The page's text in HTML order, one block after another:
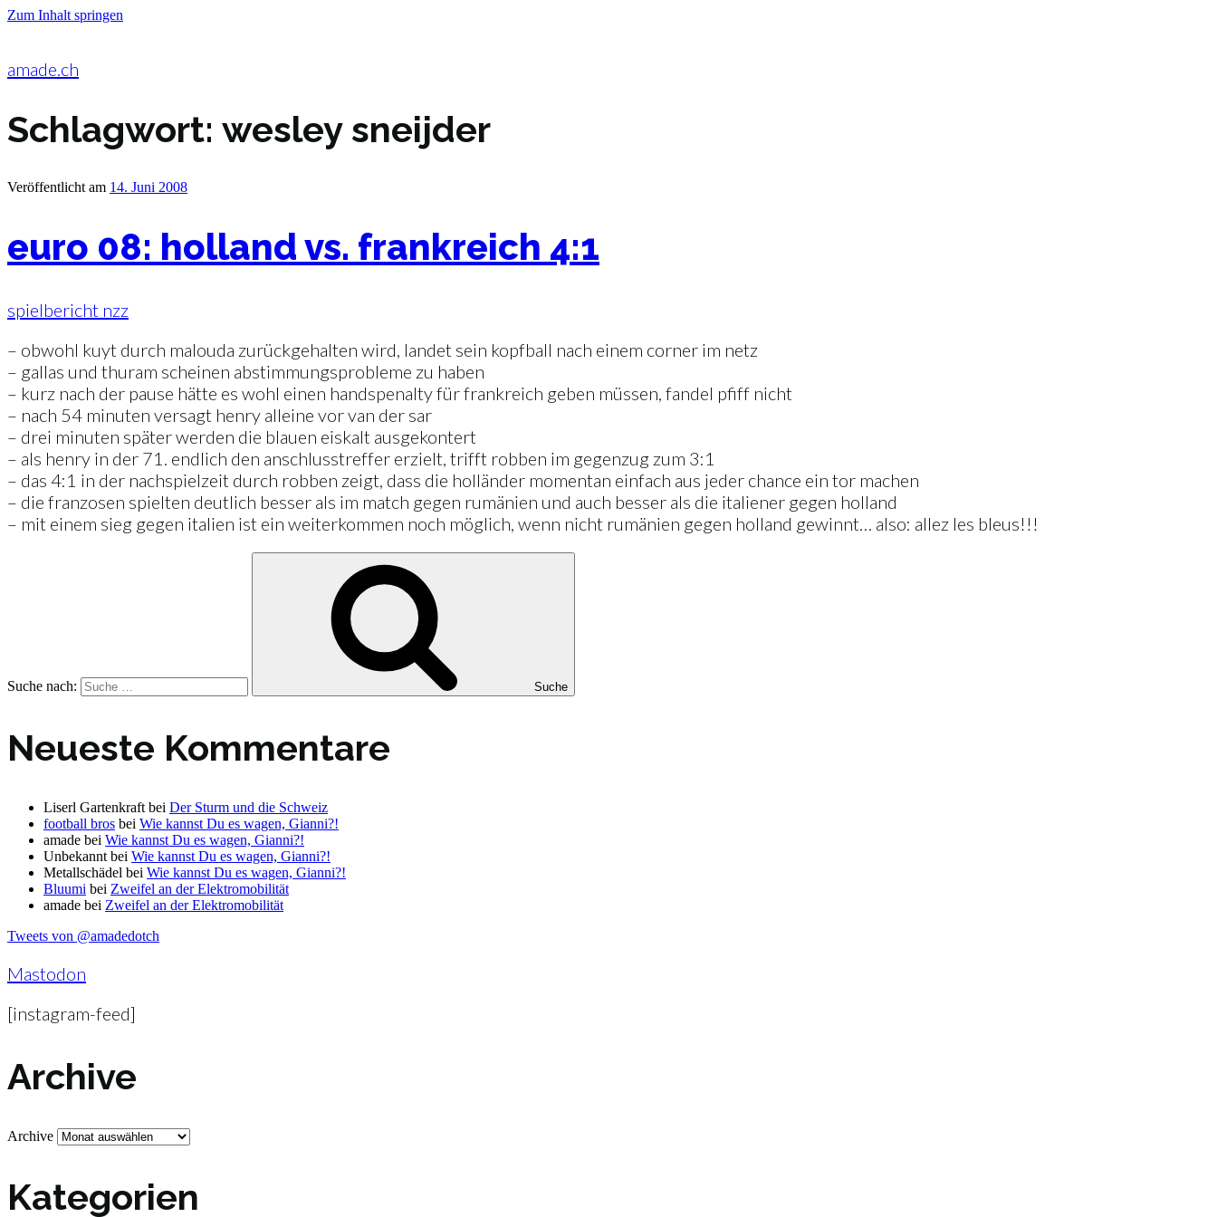
Zum Inhalt springen
amade.ch
Schlagwort: wesley sneijder
Veröffentlicht am 14. Juni 2008
euro 08: holland vs. frankreich 4:1
spielbericht nzz
– obwohl kuyt durch malouda zurückgehalten wird, landet sein kopfball nach einem corner im netz
– gallas und thuram scheinen abstimmungsprobleme zu haben
– kurz nach der pause hätte es wohl einen handspenalty für frankreich geben müssen, fandel pfiff nicht
– nach 54 minuten versagt henry alleine vor van der sar
– drei minuten später werden die blauen eiskalt ausgekontert
– als henry in der 71. endlich den anschlusstreffer erzielt, trifft robben im gegenzug zum 3:1
– das 4:1 in der nachspielzeit durch robben zeigt, dass die holländer momentan einfach aus jeder chance ein tor machen
– die franzosen spielten deutlich besser als im match gegen rumänien und auch besser als die italiener gegen holland
– mit einem sieg gegen italien ist ein weiterkommen noch möglich, wenn nicht rumänien gegen holland gewinnt… also: allez les bleus!!!
Suche nach: Suche
Neueste Kommentare
Liserl Gartenkraft bei Der Sturm und die Schweiz
football bros bei Wie kannst Du es wagen, Gianni?!
amade bei Wie kannst Du es wagen, Gianni?!
Unbekannt bei Wie kannst Du es wagen, Gianni?!
Metallschädel bei Wie kannst Du es wagen, Gianni?!
Bluumi bei Zweifel an der Elektromobilität
amade bei Zweifel an der Elektromobilität
Tweets von @amadedotch
Mastodon
[instagram-feed]
Archive
Archive
Kategorien